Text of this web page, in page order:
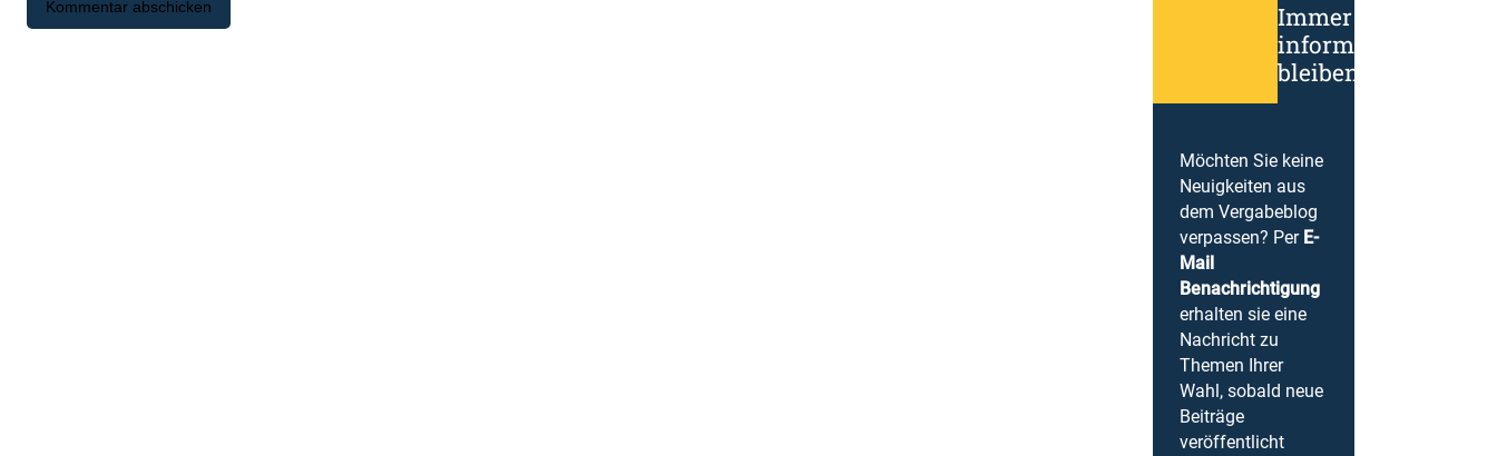
Immer
informiert
bleiben!
Möchten Sie keine
Neuigkeiten aus
dem Vergabeblog
verpassen? Per E-
Mail
Benachrichtigung
erhalten sie eine
Nachricht zu
Themen Ihrer
Wahl, sobald neue
Beiträge
veröffentlicht